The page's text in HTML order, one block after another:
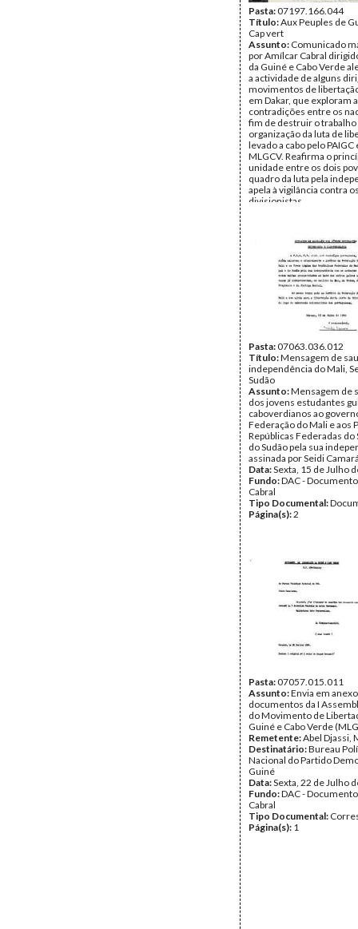
Pasta:07197.166.044
Título:Aux Peuples de
Cap vert
Assunto: Comunicado
por Amílcar Cabral
da Guiné e Cabo Verde
a actividade de alguns
movimentos de
em Dakar, que exploram
contradições entre os
fim de destruir o trabalho
organização da luta de
levado a cabo pelo PAIGC
MLGCV. Reafirma o
unidade entre os dois
quadro da luta pela
apela à vigilância contra
divisionistas.
Tipo Documental:
Página(s):2
Pasta:07063.036.012
Título:Mensagem de
independência do Mali,
Sudão
Assunto:Mensagem de
dos jovens estudantes
caboverdianos ao
Federação do Mali e aos
Repúblicas Federadas do
do Sudão pela sua
assinada por Seidi
Data:Sexta, 15 de Julho
Fundo:DAC -
Cabral
Tipo Documental:
Página(s):2
Pasta:07057.015.011
Assunto:Envia em
documentos da I
do Movimento de
Guiné e Cabo Verde
Remetente:Abel Djassi,
Destinatário:Bureau
Nacional do Partido
Guiné
Data:Sexta, 22 de Julho
Fundo:DAC -
Cabral
Tipo Documental:
Página(s): 1